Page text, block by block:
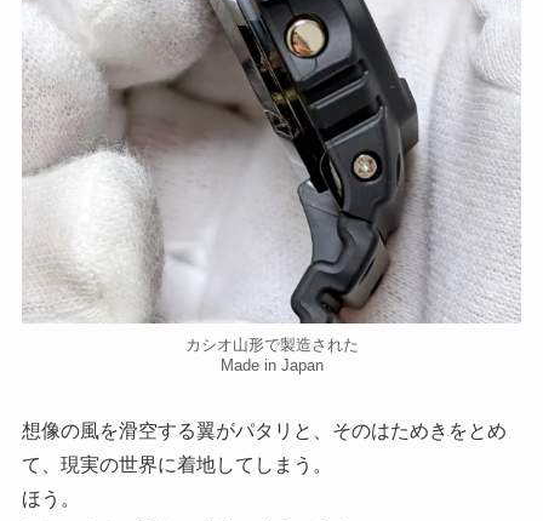
カシオ山形で製造された
Made in Japan
想像の風を滑空する翼がパタリと、そのはためきをとめ
て、現実の世界に着地してしまう。
ほう。